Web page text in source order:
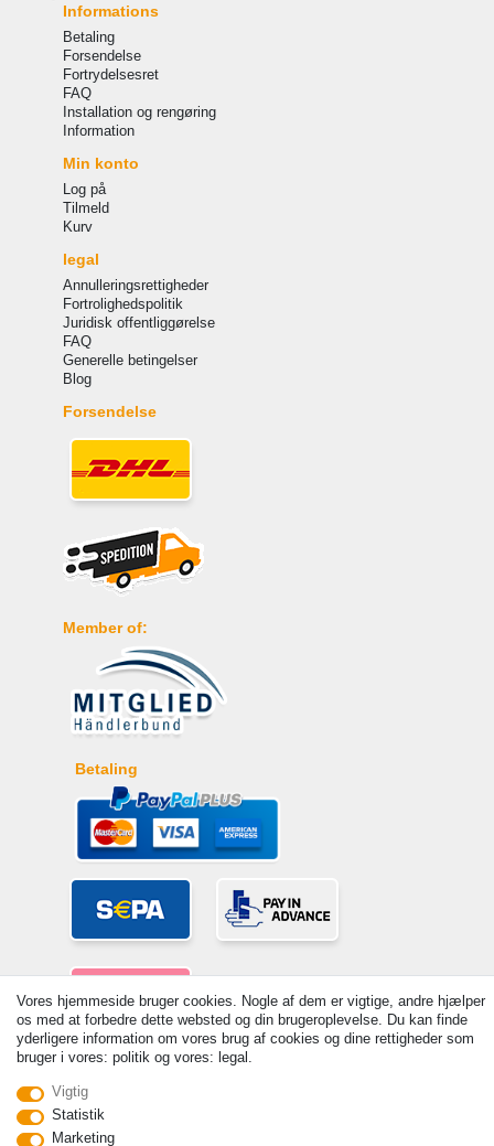
Informations
Betaling
Forsendelse
Fortrydelsesret
FAQ
Installation og rengøring
Information
Min konto
Log på
Tilmeld
Kurv
legal
Annulleringsrettigheder
Fortrolighedspolitik
Juridisk offentliggørelse
FAQ
Generelle betingelser
Blog
Forsendelse
Member of:
Betaling
VAT Basic prices see article detail | * Applies to deliveries to the UK!
Withdraw from contract here
Vores hjemmeside bruger cookies. Nogle af dem er vigtige, andre hjælper
os med at forbedre dette websted og din brugeroplevelse. Du kan finde
yderligere information om vores brug af cookies og dine rettigheder som
bruger i vores: politik og vores: legal.
Vigtig
Statistik
Marketing